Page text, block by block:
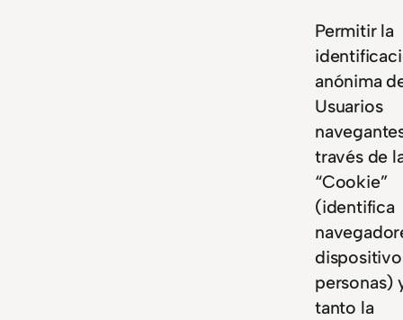
Permitir la
anónima
Usuarios
través de
“Cookie”
(identifica
personas)
tanto la